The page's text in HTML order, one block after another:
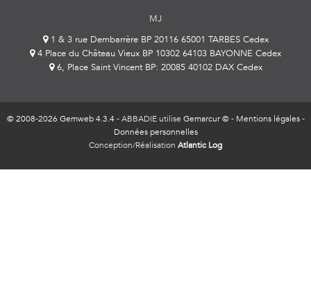
MJ
1 & 3 rue Dembarrère BP 20116 65001 TARBES Cedex
4 Place du Château Vieux BP 10302 64103 BAYONNE Cedex
6, Place Saint Vincent BP: 20085 40102 DAX Cedex
© 2008-2026 Gemweb 4.3.4- ABBADIE utilise Gemarcur ©- Mentions légales-
Données personnelles
Conception/Réalisation Atlantic Log